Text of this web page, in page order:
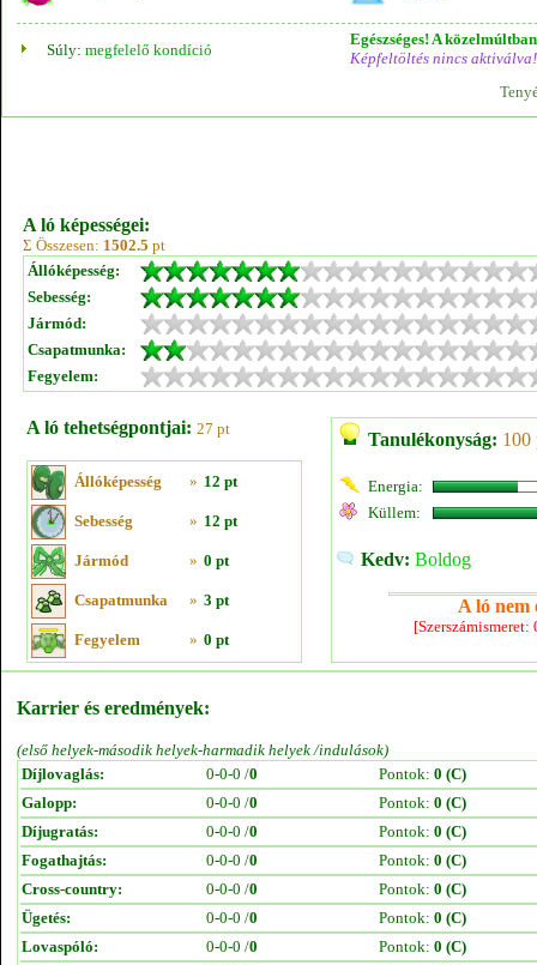
Súly: megfelelő kondíció
Egészséges! A
Képfeltöltés nincs aktiválva!
A ló képességei:
Σ Összesen: 1502.5 pt
Állóképesség:
Sebesség:
Jármód:
Csapatmunka:
Fegyelem:
A ló tehetségpontjai: 27 pt
Állóképesség » 12 pt
Sebesség » 12 pt
Jármód » 0 pt
Csapatmunka » 3 pt
Fegyelem » 0 pt
Tanulékonyság: 100
Energia:
Küllem:
Kedv: Boldog
A ló nem
Karrier és eredmények:
(első helyek-második helyek-harmadik helyek /indulások)
Díjlovaglás:
0-0-0 /0 Pontok: 0 (C)
Galopp:
0-0-0 /0 Pontok: 0 (C)
Díjugratás:
0-0-0 /0 Pontok: 0 (C)
Fogathajtás:
0-0-0 /0 Pontok: 0 (C)
Cross-country:
0-0-0 /0 Pontok: 0 (C)
Ügetés:
0-0-0 /0 Pontok: 0 (C)
Lovaspóló:
0-0-0 /0 Pontok: 0 (C)